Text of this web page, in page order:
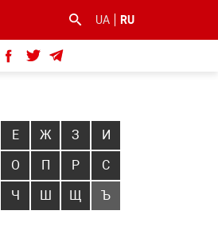
UA RU
Е Ж З
И
О П Р
С
Ч Ш Щ
Ъ